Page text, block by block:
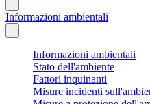
Informazioni ambientali
Informazioni ambientali
Stato dell'ambiente
Fattori inquinanti
Misure incidenti